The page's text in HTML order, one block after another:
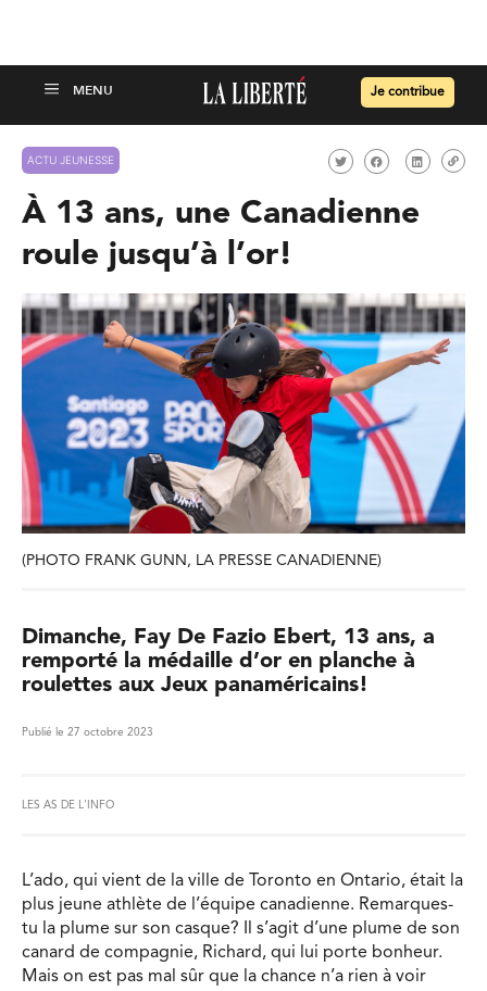
Je contribue
ACTU JEUNESSE
À 13 ans, une Canadienne
roule jusqu’à l’or!
(PHOTO FRANK GUNN, LA PRESSE CANADIENNE)
Dimanche, Fay De Fazio Ebert, 13 ans, a
remporté la médaille d’or en planche à
roulettes aux Jeux panaméricains!
Publié le 27 octobre 2023
LES AS DE L'INFO
L’ado, qui vient de la ville de Toronto en Ontario, était la
plus jeune athlète de l’équipe canadienne. Remarques-
tu la plume sur son casque? Il s’agit d’une plume de son
canard de compagnie, Richard, qui lui porte bonheur.
Mais on est pas mal sûr que la chance n’a rien à voir